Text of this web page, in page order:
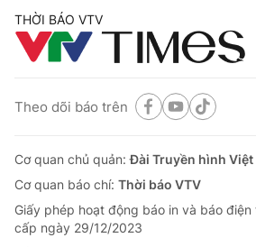
Phó Tổng Biên tập:
Nguyễn Trọng Ninh
Tổng đài VTV:
024.38 355 931 - 024.38
Email:toasoan@vtv.vn
THỜI BÁO VTV
Theo dõi báo trên
Cơ quan chủ quản:Đài Truyền hình Việt
Cơ quan báo chí: Thời báo VTV
Giấy phép hoạt động báo in và báo
cấp ngày 29/12/2023